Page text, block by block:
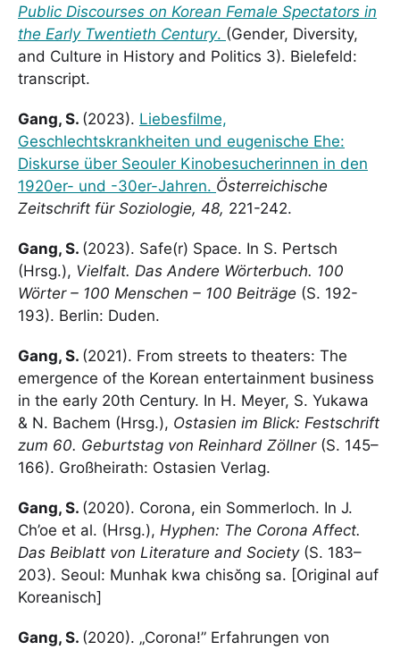
Public Discourses on Korean Female Spectators in
the Early Twentieth Century. (Gender, Diversity,
and Culture in History and Politics 3). Bielefeld:
transcript.
Gang, S. (2023). Liebesfilme,
Geschlechtskrankheiten und eugenische Ehe:
Diskurse über Seouler Kinobesucherinnen in den
1920er- und -30er-Jahren. Österreichische
Zeitschrift für Soziologie, 48, 221-242.
Gang, S. (2023). Safe(r) Space. In S. Pertsch
(Hrsg.), Vielfalt. Das Andere Wörterbuch. 100
Wörter – 100 Menschen – 100 Beiträge (S. 192-
193). Berlin: Duden.
Gang, S. (2021). From streets to theaters: The
emergence of the Korean entertainment business
in the early 20th Century. In H. Meyer, S. Yukawa
& N. Bachem (Hrsg.), Ostasien im Blick: Festschrift
zum 60. Geburtstag von Reinhard Zöllner(S. 145–
166). Großheirath: Ostasien Verlag.
Gang, S. (2020). Corona, ein Sommerloch. In J.
Ch’oe et al. (Hrsg.), Hyphen: The Corona Affect.
Das Beiblatt von Literature and Society(S. 183–
203). Seoul: Munhak kwa chisŏng sa. [Original auf
Koreanisch]
Gang, S. (2020). „Corona!” Erfahrungen von